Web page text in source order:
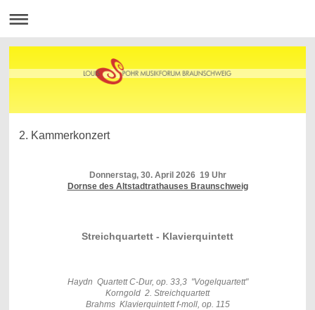
2. Kammerkonzert
Donnerstag, 30. April 2026 19 Uhr
Dornse des Altstadtrathauses Braunschweig
Streichquartett - Klavierquintett
Haydn Quartett C-Dur, op. 33,3 "Vogelquartett"
Korngold 2. Streichquartett
Brahms Klavierquintett f-moll, op. 115